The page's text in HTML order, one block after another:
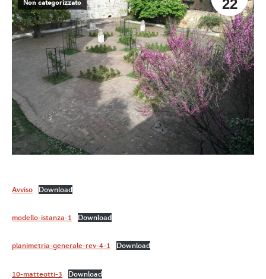
22
Non categorizzato
Avviso Download
modello-istanza-1 Download
planimetria-generale-rev-4-1 Download
10-matteotti-3 Download